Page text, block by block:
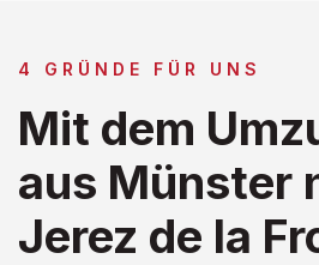
4 GRÜNDE FÜR UNS
Mit dem
aus Münster
Jerez de la